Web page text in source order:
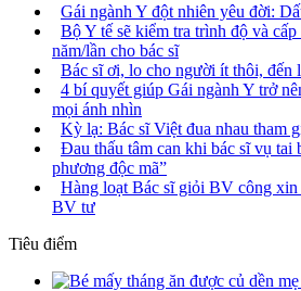
Gái ngành Y đột nhiên yêu đời:
Bộ Y tế sẽ kiểm tra trình độ và
năm/lần cho bác sĩ
Bác sĩ ơi, lo cho người ít thôi, đến
4 bí quyết giúp Gái ngành Y trở
mọi ánh nhìn
Kỳ lạ: Bác sĩ Việt đua nhau tham
Đau thấu tâm can khi bác sĩ vụ tai
phương độc mã”
Hàng loạt Bác sĩ giỏi BV công xin
BV tư
Tiêu điểm